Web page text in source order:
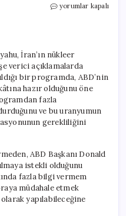
Netanyahu’dan
Saldırıya
Hazır”
için
yorumlar kapalı
İran’ın nükleer
verici açıklamalarda
bir programda, ABD’nin
hazır olduğunu öne
fazla
ve bu uranyumun
gerekliliğini
ABD Başkanı Donald
istekli olduğunu
fazla bilgi vermem
müdahale etmek
yapılabileceğine